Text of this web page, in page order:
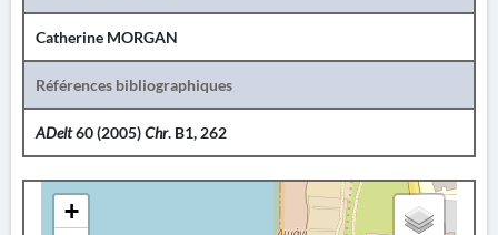
Catherine MORGAN
Références bibliographiques
ADelt60 (2005)Chr. B1, 262
+